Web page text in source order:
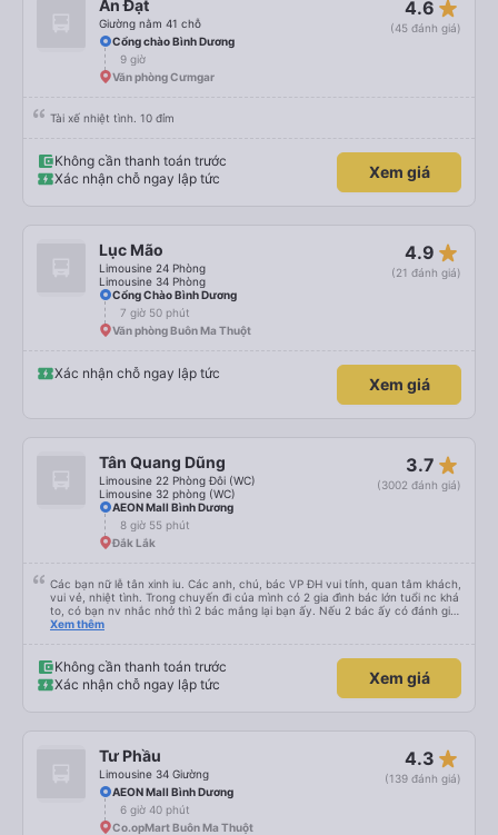
An Đạt
Giường nằm 41 chỗ
4.6 star_rate
(45 đánh giá)
Cổng chào Bình Dương
9 giờ
Văn phòng Cưmgar
Tài xế nhiệt tình. 10 đỉm
Không cần thanh toán trước
Xác nhận chỗ ngay lập tức
Xem giá
Lục Mão
Limousine 24 Phòng
Limousine 34 Phòng
4.9 star_rate
(21 đánh giá)
Cổng Chào Bình Dương
7 giờ 50 phút
Văn phòng Buôn Ma Thuột
Xác nhận chỗ ngay lập tức
Xem giá
Tân Quang Dũng
Limousine 22 Phòng Đôi (WC)
Limousine 32 phòng (WC)
3.7 star_rate
(3002 đánh giá)
AEON Mall Bình Dương
8 giờ 55 phút
Đắk Lắk
Các bạn nữ lễ tân xinh iu. Các anh, chú, bác VP ĐH vui tính, quan tâm khách,
vui vẻ, nhiệt tình. Trong chuyến đi của mình có 2 gia đình bác lớn tuổi nc khá
to, có bạn nv nhắc nhở thì 2 bác mắng lại bạn ấy. Nếu 2 bác ấy có đánh giá
xấu thì mình ngược lại nha. Bạn ấy nhắc nhở rất đúng. 2 bác nói rất to. To
bạn ấy nha. Nếu bạn ấy bị trừ thì bảo bạn ấy liên hệ sđt của mình, mình hỗ
trợ ạ. Số mình đuôi 666, chuyến ĐH-NT ngày 16/1. À các bạn nữ lễ tân xinh
iu còn đổi cho mình phòng đơn sang đôi xong còn note là (một mình) yêu
Xem thêm
Không cần thanh toán trước
Xác nhận chỗ ngay lập tức
Xem giá
Tư Phầu
Limousine 34 Giường
4.3 star_rate
(139 đánh giá)
AEON Mall Bình Dương
6 giờ 40 phút
Co.opMart Buôn Ma Thuột